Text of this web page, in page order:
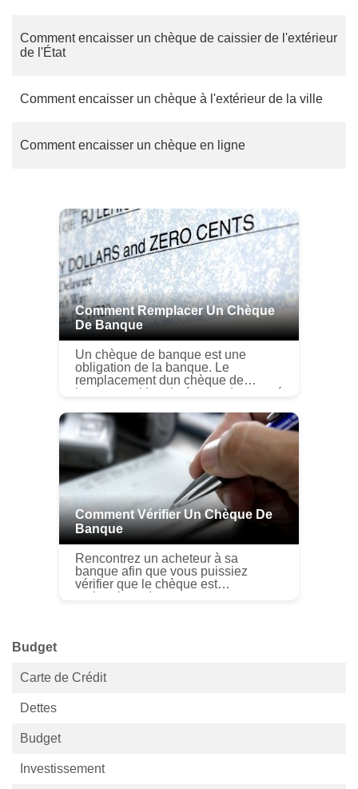
Comment encaisser un chèque de caissier de l'extérieur
de l'État
Comment encaisser un chèque à l'extérieur de la ville
Comment encaisser un chèque en ligne
Comment Remplacer Un Chèque
De Banque
Un chèque de banque est une
obligation de la banque. Le
remplacement dun chèque de
banque mal imprimé ou endommagé
effectué en visitant votre banque
locale, mais remplac...
Comment Vérifier Un Chèque De
Banque
Rencontrez un acheteur à sa
banque afin que vous puissiez
vérifier que le chèque est
authentique. Lorsque vous acceptez
Budget
Carte de Crédit
Dettes
Budget
Investissement